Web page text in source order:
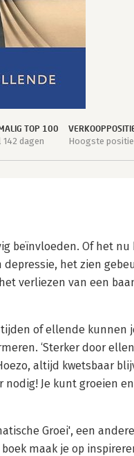
TOP 100
142 dagen
Hoogste
beïnvloeden. Of het nu
het zien
verliezen van een
of ellende kunnen
‘Sterker door
altijd kwetsbaar
Je kunt groeien
Groei', een
maak je op